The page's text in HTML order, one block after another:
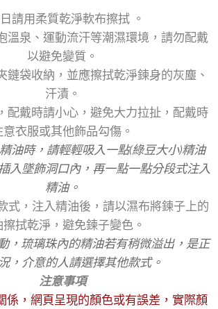
請用柔質乾淨軟布擦拭 。
溫泉、運動流汗等潮濕環境，請勿配戴
以避免變質。
鏈袋收納，並應擦拭乾淨鍊身的灰塵、
汗漬。
配戴時請小心，避免大力拉扯，配戴時
意衣服或其他飾品勾傷。
油時，請輕輕吸入一點(綠豆大小)精油
入墜飾洞口內，再一點一點分段式注入
精油。
式，注入精油後，請以濕布將鍊子上的
擦拭乾淨，避免鍊子變色。
，琉璃珠內的精油若有稍微溢出，是正
，介意的人請選擇其他款式。
注意事項
係，網頁呈現的顏色或有誤差，實際顏